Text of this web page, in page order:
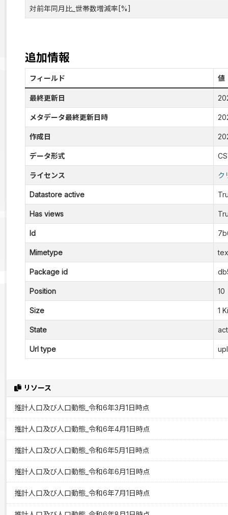
リソース
推計人口及び人口動態_令和6年3月1日時点
推計人口及び人口動態_令和6年4月1日時点
推計人口及び人口動態_令和6年5月1日時点
推計人口及び人口動態_令和6年6月1日時点
推計人口及び人口動態_令和6年7月1日時点
対前年同月比_世帯数増減率[%]
追加情報
フィールド 値
最終更新日
メタデータ最終更新日時
作成日
データ形式
ライセンス ク
Datastore active
Has views
Id
Mimetype
Package id
Position 10
Size 1
State
Url type